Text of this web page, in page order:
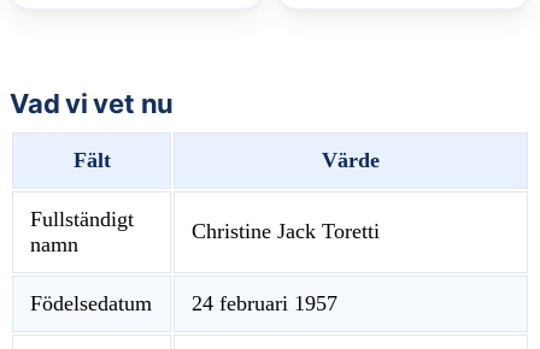
Vad vi vet nu
Fält Värde
Fullständigt
namn
Christine Jack Toretti
Födelsedatum 24 februari 1957